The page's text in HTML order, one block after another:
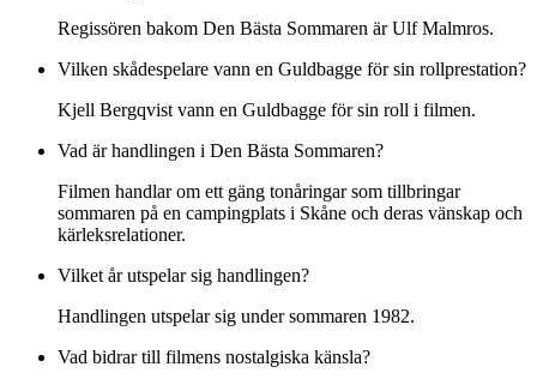
Regissören bakom Den Bästa Sommaren är Ulf Malmros.
Vilken skådespelare vann en Guldbagge för sin rollprestation?
Kjell Bergqvist vann en Guldbagge för sin roll i filmen.
Vad är handlingen i Den Bästa Sommaren?
Filmen handlar om ett gäng tonåringar som tillbringar
sommaren på en campingplats i Skåne och deras vänskap och
kärleksrelationer.
Vilket år utspelar sig handlingen?
Handlingen utspelar sig under sommaren 1982.
Vad bidrar till filmens nostalgiska känsla?